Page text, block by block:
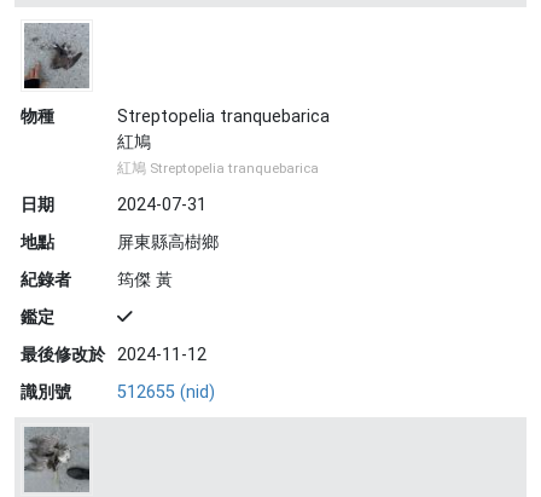
物種
Streptopelia tranquebarica
紅鳩
紅鳩 Streptopelia tranquebarica
日期
2024-07-31
地點
屏東縣高樹鄉
紀錄者
筠傑 黃
鑑定
最後修改於 2024-11-12
識別號
512655 (nid)